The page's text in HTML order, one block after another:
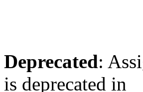
Deprecated:
is deprecated in